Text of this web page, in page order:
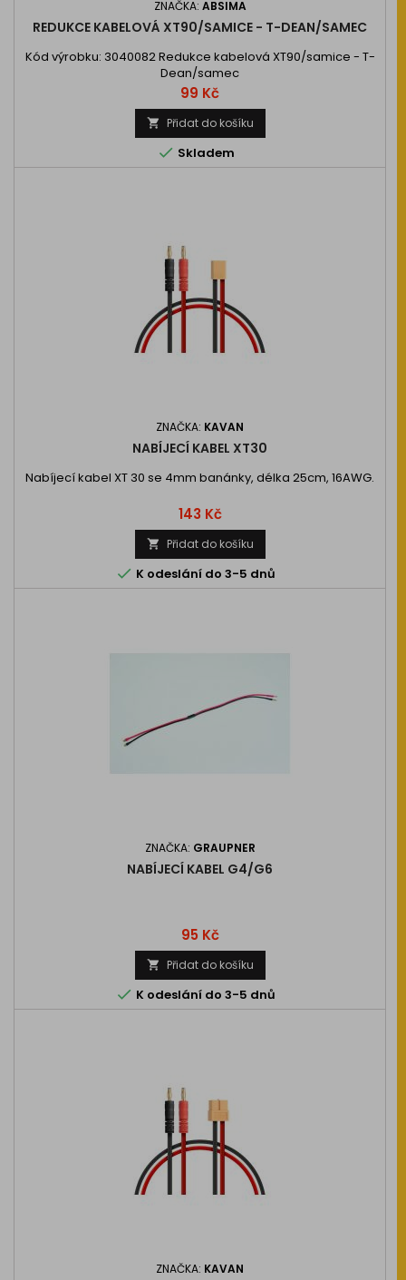
ZNAČKA: ABSIMA
REDUKCE KABELOVÁ XT90/SAMICE - T-DEAN/SAMEC
Kód výrobku: 3040082 Redukce kabelová XT90/samice - T-
Dean/samec
Cena
99 Kč
 Přidat do košíku
 Skladem
ZNAČKA: KAVAN
NABÍJECÍ KABEL XT30
Nabíjecí kabel XT 30 se 4mm banánky, délka 25cm, 16AWG.
Cena
143 Kč
 Přidat do košíku
 K odeslání do 3-5 dnů
ZNAČKA: GRAUPNER
NABÍJECÍ KABEL G4/G6
Cena
95 Kč
 Přidat do košíku
 K odeslání do 3-5 dnů
ZNAČKA: KAVAN